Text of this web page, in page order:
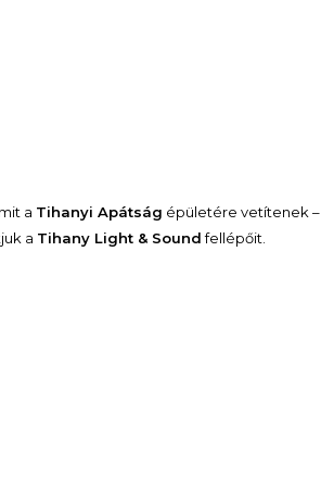
a Tihanyi Apátság épületére vetítenek –
a Tihany Light & Soundfellépőit.